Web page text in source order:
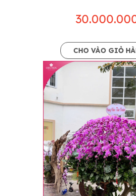
Lưu ý trước
• Về cây hoa:
khác nhau đôi chút
nhiều, nở ít khi
• Về kiểu dáng &
nếu có thay đổi về
loại hoa và phụ
CHO VÀO GIỎ